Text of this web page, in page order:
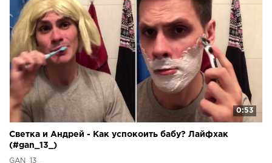
0:53
Светка и Андрей - Как успокоить бабу? Лайфхак
(#gan_13_)
GAN_13_